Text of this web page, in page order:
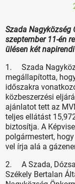
Szada Nagyközség
szeptember 11-én
ülésen két
1. Szada
megállapította,
időszakra
közbeszerzési
ajánlatot tett az
teljes ellátást
biztosítja. A
polgármestert,
vel írja alá a
2. A Szada,
Székely Bertalan